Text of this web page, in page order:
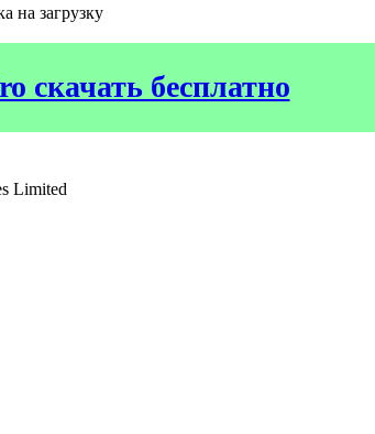
на загрузку
скачать бесплатно
Limited